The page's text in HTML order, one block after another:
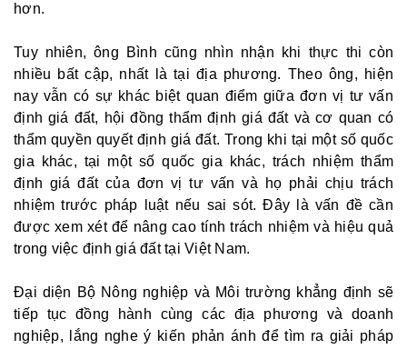
hơn.
Tuy nhiên, ông Bình cũng nhìn nhận khi thực thi còn
nhiều bất cập, nhất là tại địa phương. Theo ông, hiện
nay vẫn có sự khác biệt quan điểm giữa đơn vị tư vấn
định giá đất, hội đồng thẩm định giá đất và cơ quan có
thẩm quyền quyết định giá đất. Trong khi tại một số quốc
gia khác, tại một số quốc gia khác, trách nhiệm thẩm
định giá đất của đơn vị tư vấn và họ phải chịu trách
nhiệm trước pháp luật nếu sai sót. Đây là vấn đề cần
được xem xét để nâng cao tính trách nhiệm và hiệu quả
trong việc định giá đất tại Việt Nam.
Đại diện Bộ Nông nghiệp và Môi trường khẳng định sẽ
tiếp tục đồng hành cùng các địa phương và doanh
nghiệp, lắng nghe ý kiến phản ánh để tìm ra giải pháp